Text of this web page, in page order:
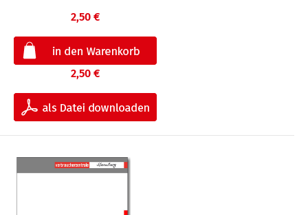
2,50 €
2,50 €